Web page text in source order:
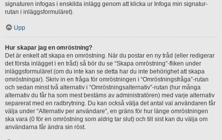
signaturen infogas i enskilda inlägg genom att klicka ur Infoga min signatur-
rutan i inläggsformuläret).
Upp
Hur skapar jag en omröstning?
Det är enkelt att skapa en omröstning. När du postar en ny tråd (eller redigerar
det första inlägget i en tråd) så bör du se “Skapa omröstning”-fliken under
inläggsformuläret (om du inte kan se detta har du inte behörighet att skapa
omröstningar). Skriv in en fråga för omröstningen i “Omröstningsfråga”-rutan
och sedan minst två alternativ i “Omröstningsalternativ”-rutan (hur många
alternativ du får ha som mest bestäms av administratören) med varje alternativ
separerat med en radbrytning. Du kan också välja det antal val användaren får
välja under “Alternativ per användare”, en gräns för hur länge omröstningen
ska vara (0 för en omröstning som aldrig tar slut) och till sist kan du välja om
användarna får ändra sin röst.